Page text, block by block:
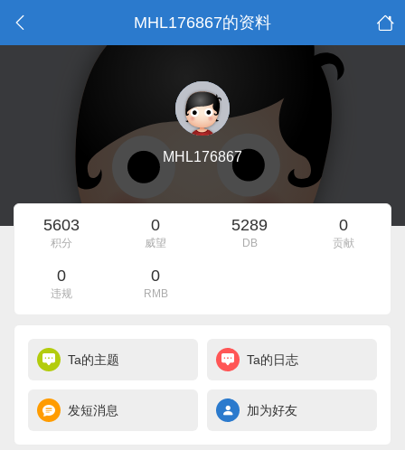
MHL176867的资料
MHL176867
5603
积分
0
威望
5289
DB
0
贡献
0
违规
0
RMB
Ta的主题 Ta的日志
发短消息 加为好友